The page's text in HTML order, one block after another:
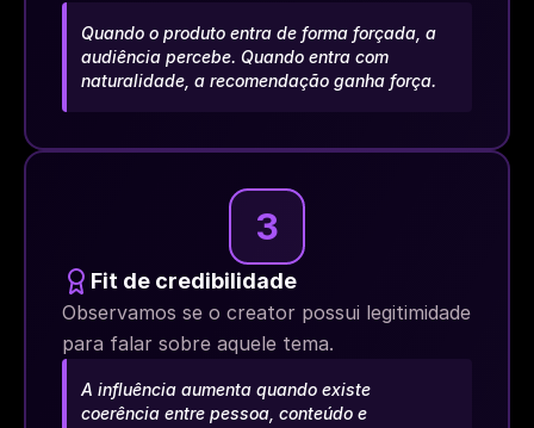
Quando o produto entra de forma forçada, a
audiência percebe. Quando entra com
naturalidade, a recomendação ganha força.
3
Fit de credibilidade
Observamos se o creator possui legitimidade
para falar sobre aquele tema.
A influência aumenta quando existe
coerência entre pessoa, conteúdo e